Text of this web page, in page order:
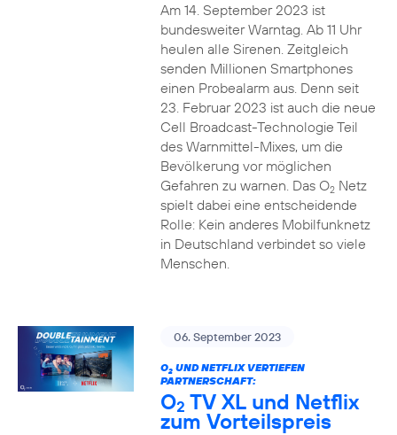
Am 14. September 2023 ist
bundesweiter Warntag. Ab 11 Uhr
heulen alle Sirenen. Zeitgleich
senden Millionen Smartphones
einen Probealarm aus. Denn seit
23. Februar 2023 ist auch die neue
Cell Broadcast-Technologie Teil
des Warnmittel-Mixes, um die
Bevölkerung vor möglichen
Gefahren zu warnen. Das O2Netz
spielt dabei eine entscheidende
Rolle: Kein anderes Mobilfunknetz
in Deutschland verbindet so viele
Menschen.
06. September 2023
O2UND NETFLIX VERTIEFEN
PARTNERSCHAFT:
O2 TV XL und Netflix
zum Vorteilspreis